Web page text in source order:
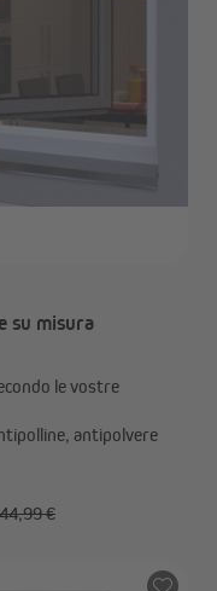
su misura
le vostre
antipolvere
44,99 €